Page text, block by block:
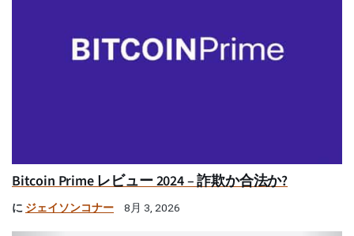
Bitcoin Prime レビュー 2024 – 詐欺か合法か?
に ジェイソンコナー 8月 3, 2026